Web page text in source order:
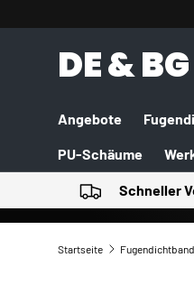
DIREKT ZUM INHALT
DE &
Angebote
PU-Schäume
Schneller
Startseite